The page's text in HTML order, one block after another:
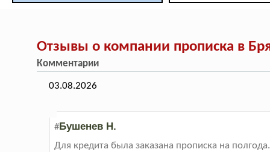
Отзывы о компании прописка в
Комментарии
03.08.2026
#Бушенев Н.
Для кредита была заказана прописка на